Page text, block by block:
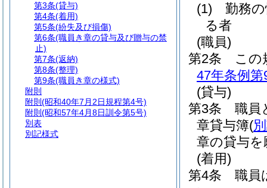
(1)
勤務
る者
(職員)
第2条
この
47年条例第
(貸与)
第3条
職員
章貸与簿(
章の貸与
(着用)
第4条
職員
第3条(貸与)
第4条(着用)
第5条(紛失及び損傷)
第6条(職員き章の貸与及び贈与の禁
止)
第7条(返納)
第8条(整理)
第9条(職員き章の様式)
附則
附則 (昭和40年7月2日規程第4号)
附則 (昭和57年4月8日訓令第5号)
別表
別記様式